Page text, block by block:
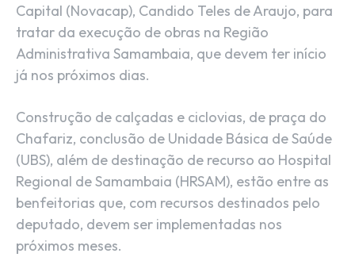
Capital (Novacap), Candido Teles de Araujo, para
tratar da execução de obras na Região
Administrativa Samambaia, que devem ter início
já nos próximos dias.
Construção de calçadas e ciclovias, de praça do
Chafariz, conclusão de Unidade Básica de Saúde
(UBS), além de destinação de recurso ao Hospital
Regional de Samambaia (HRSAM), estão entre as
benfeitorias que, com recursos destinados pelo
deputado, devem ser implementadas nos
próximos meses.